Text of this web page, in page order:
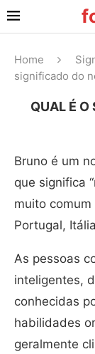
Home
significado do
QUAL É O
Bruno é um
que significa
muito
Portugal,
As pessoas
inteligentes,
conhecidas
habilidades
geralmente